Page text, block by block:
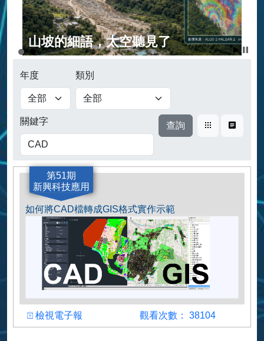
山坡的細語，太空聽見了
年度 類別
關鍵字 查詢 卡片式表格式
第51期
新興科技應用
如何將CAD檔轉成GIS格式實作示範
檢視檢視電子報 觀看人數
觀看次數： 38104